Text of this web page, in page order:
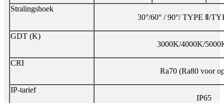
Stralingshoek
30°/60° / 90°/ TYPE Ⅱ/
GDT (K)
3000K/4000K/
CRI
Ra70 (Ra80 voor
IP-tarief
IP65